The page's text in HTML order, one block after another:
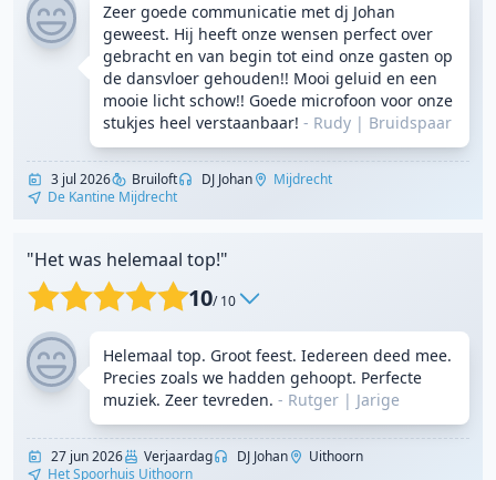
Zeer goede communicatie met dj Johan
geweest. Hij heeft onze wensen perfect over
gebracht en van begin tot eind onze gasten op
de dansvloer gehouden!! Mooi geluid en een
mooie licht schow!! Goede microfoon voor onze
stukjes heel verstaanbaar! - Rudy | Bruidspaar
3 jul 2026 Bruiloft DJ Johan
Mijdrecht
De Kantine Mijdrecht
"Het was helemaal top!"
10/ 10
Helemaal top. Groot feest. Iedereen deed mee.
Precies zoals we hadden gehoopt. Perfecte
muziek. Zeer tevreden. - Rutger | Jarige
27 jun 2026 Verjaardag DJ Johan
Uithoorn
Het Spoorhuis Uithoorn